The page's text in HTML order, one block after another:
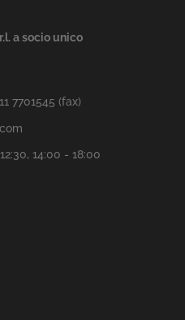
a socio unico
7701545 (fax)
14:00 - 18:00